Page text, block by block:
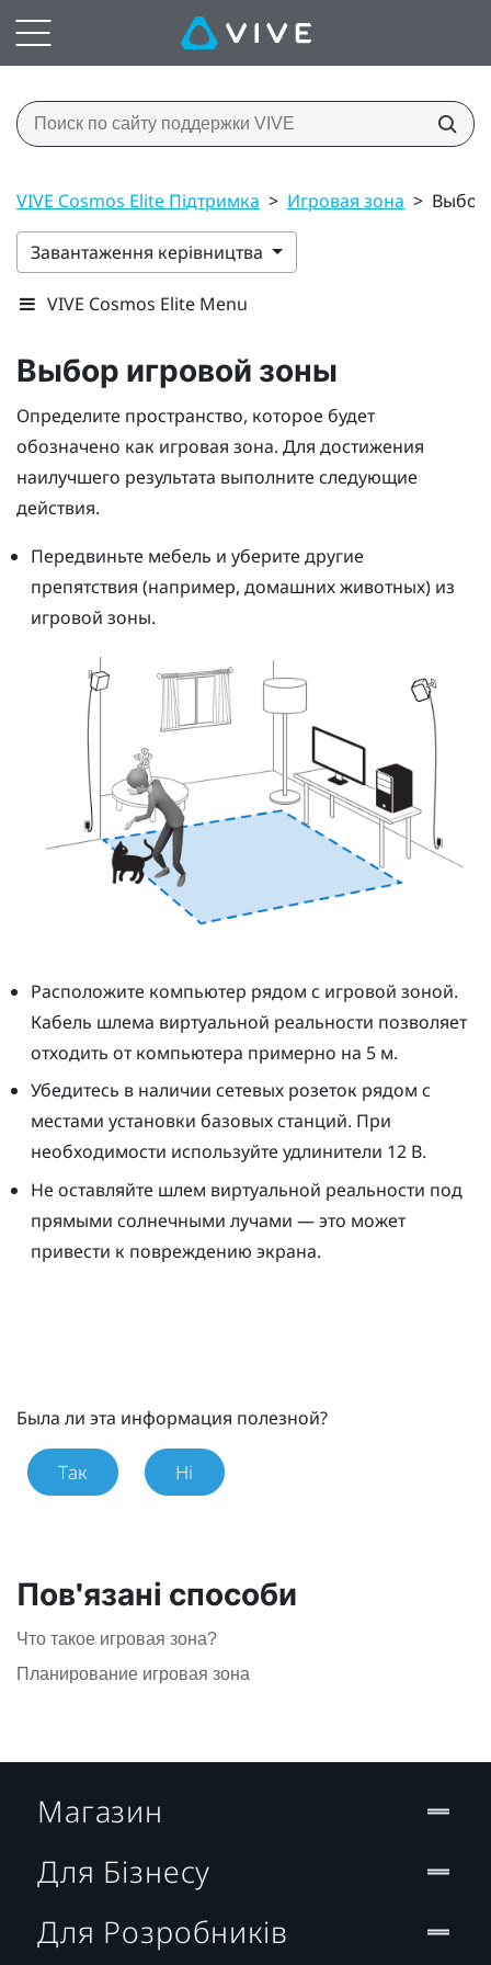
VIVE Cosmos Elite Підтримка > Игровая зона >
Завантаження керівництва
VIVE Cosmos Elite Menu
Выбор игровой зоны
Определите пространство, которое будет
обозначено как игровая зона. Для достижения
наилучшего результата выполните следующие
действия.
Передвиньте мебель и уберите другие
препятствия (например, домашних животных) из
игровой зоны.
Расположите компьютер рядом с игровой зоной.
Кабель шлема виртуальной реальности позволяет
отходить от компьютера примерно на 5 м.
Убедитесь в наличии сетевых розеток рядом с
местами установки базовых станций. При
необходимости используйте удлинители 12 В.
Не оставляйте шлем виртуальной реальности под
прямыми солнечными лучами — это может
привести к повреждению экрана.
Была ли эта информация полезной?
Так Ні
Пов'язані способи
Что такое игровая зона?
Планирование игровая зона
Магазин
Для Бізнесу
Для Розробників